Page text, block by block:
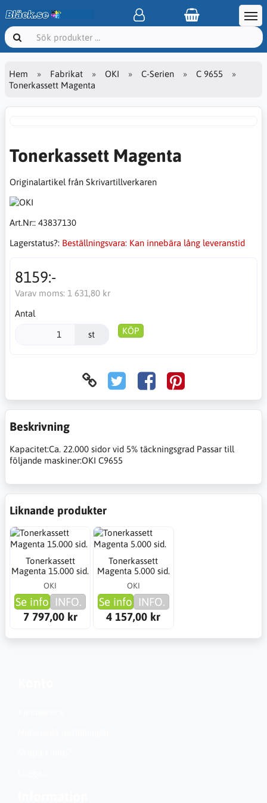
Hem Fabrikat OKI C-Serien
C 9655
Tonerkassett Magenta
Tonerkassett Magenta
Originalartikel från Skrivartillverkaren
Art.Nr:: 43837130
Lagerstatus?: Beställningsvara: Kan innebära lång leveranstid
8159:-
Varav moms: 1 631,80 kr
Antal
st KÖP
Beskrivning
Kapacitet:Ca. 22.000 sidor vid 5% täckningsgrad Passar till
följande maskiner:OKI C9655
Liknande produkter
Tonerkassett
Magenta 15.000 sid.
OKI
Se info INFO.
7 797,00 kr
Tonerkassett
Magenta 5.000 sid.
OKI
Se info INFO.
4 157,00 kr